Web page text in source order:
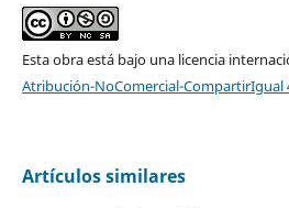
Esta obra está bajo una licencia
Atribución-NoComercial-CompartirIgual
Artículos similares